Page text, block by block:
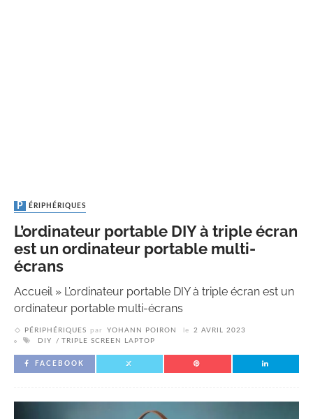
PÉRIPHÉRIQUES
L’ordinateur portable DIY à triple écran
est un ordinateur portable multi-
écrans
Accueil» L’ordinateur portable DIY à triple écran est un
ordinateur portable multi-écrans
PÉRIPHÉRIQUES par YOHANN POIRON le
2 AVRIL 2023
DIY
TRIPLE SCREEN LAPTOP
FACEBOOK